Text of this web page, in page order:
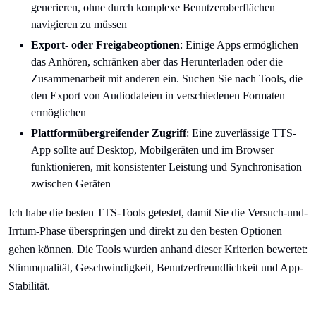
generieren, ohne durch komplexe Benutzeroberflächen
navigieren zu müssen
Export- oder Freigabeoptionen: Einige Apps ermöglichen
das Anhören, schränken aber das Herunterladen oder die
Zusammenarbeit mit anderen ein. Suchen Sie nach Tools, die
den Export von Audiodateien in verschiedenen Formaten
ermöglichen
Plattformübergreifender Zugriff: Eine zuverlässige TTS-
App sollte auf Desktop, Mobilgeräten und im Browser
funktionieren, mit konsistenter Leistung und Synchronisation
zwischen Geräten
Ich habe die besten TTS-Tools getestet, damit Sie die Versuch-und-
Irrtum-Phase überspringen und direkt zu den besten Optionen
gehen können. Die Tools wurden anhand dieser Kriterien bewertet:
Stimmqualität, Geschwindigkeit, Benutzerfreundlichkeit und App-
Stabilität.